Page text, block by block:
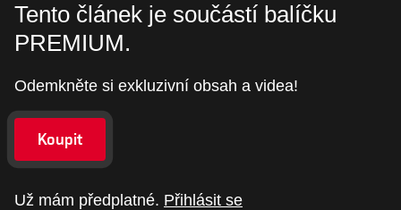
Tento článek je součástí balíčku
PREMIUM.
Odemkněte si exkluzivní obsah a videa!
Koupit
Už mám předplatné. Přihlásit se